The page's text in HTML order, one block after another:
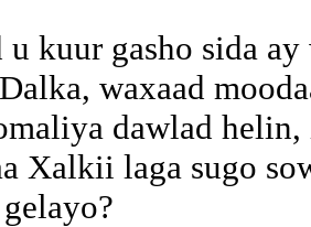
kuur gasho sida ay
Dalka, waxaad
dawlad
Xalkii laga sugo